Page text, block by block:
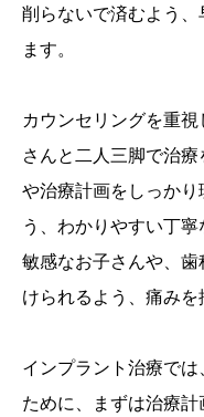
削らないで済むよう
ます。
カウンセリングを重
さんと二人三脚で治
や治療計画をしっか
う、わかりやすい丁
敏感なお子さんや、
けられるよう、痛みを
インプラント治療で
ために、まずは治療